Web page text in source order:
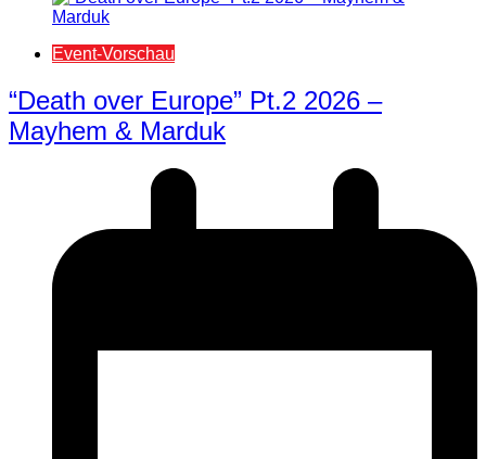
Event-Vorschau
“Death over Europe” Pt.2 2026 –
Mayhem & Marduk